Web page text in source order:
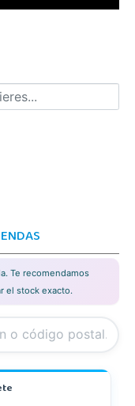
Te recomendamos
el stock exacto.